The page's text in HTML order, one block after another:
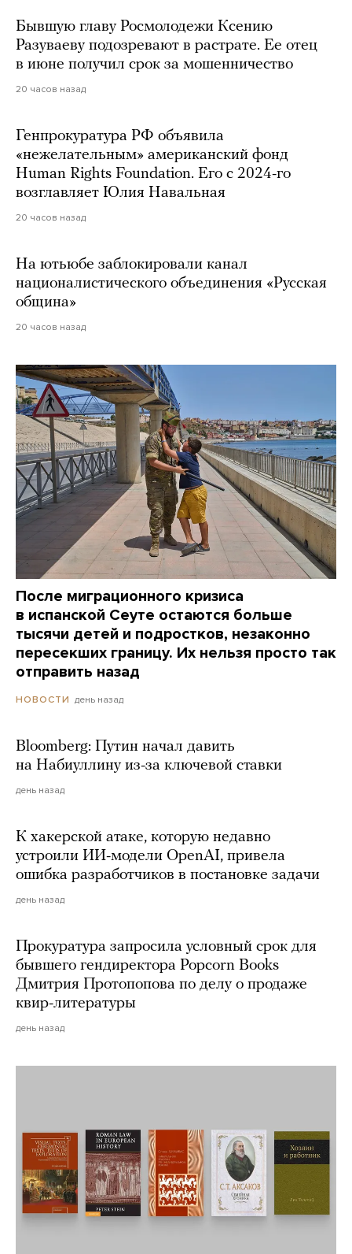
Бывшую главу Росмолодежи Ксению
Разуваеву подозревают в растрате. Ее отец
в июне получил срок за мошенничество
20 часов назад
Генпрокуратура РФ объявила
«нежелательным» американский фонд
Human Rights Foundation. Его с 2024-го
возглавляет Юлия Навальная
20 часов назад
На ютьюбе заблокировали канал
националистического объединения «Русская
община»
20 часов назад
После миграционного кризиса
в испанской Сеуте остаются больше
тысячи детей и подростков, незаконно
пересекших границу. Их нельзя просто так
отправить назад
НОВОСТИ день назад
Bloomberg: Путин начал давить
на Набиуллину из-за ключевой ставки
день назад
К хакерской атаке, которую недавно
устроили ИИ-модели OpenAI, привела
ошибка разработчиков в постановке задачи
день назад
Прокуратура запросила условный срок для
бывшего гендиректора Popcorn Books
Дмитрия Протопопова по делу о продаже
квир-литературы
день назад